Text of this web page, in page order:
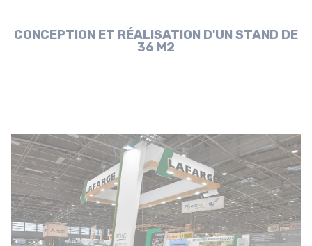
CONCEPTION ET RÉALISATION D'UN STAND DE
36 M2